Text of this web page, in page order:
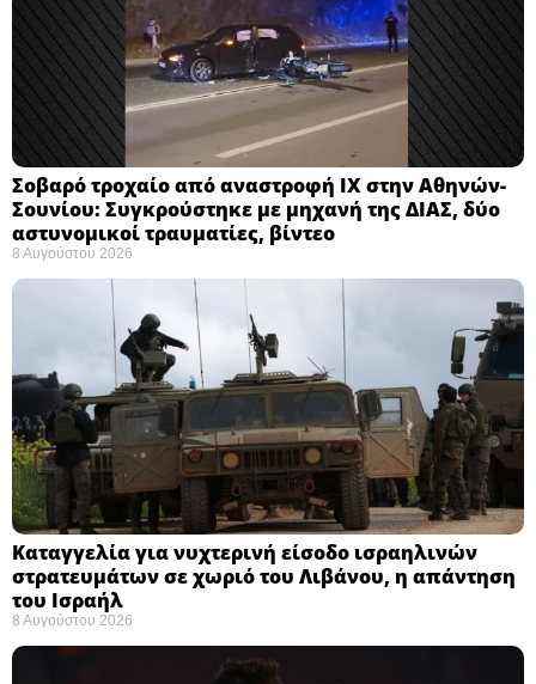
Σοβαρό τροχαίο από αναστροφή ΙΧ στην Αθηνών-
Σουνίου: Συγκρούστηκε με μηχανή της ΔΙΑΣ, δύο
αστυνομικοί τραυματίες, βίντεο
8 Αυγούστου 2026
Καταγγελία για νυχτερινή είσοδο ισραηλινών
στρατευμάτων σε χωριό του Λιβάνου, η απάντηση
του Ισραήλ
8 Αυγούστου 2026